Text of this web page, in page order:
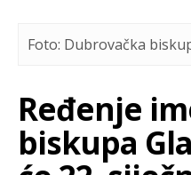
Foto: Dubrovačka
Ređenje
biskupa